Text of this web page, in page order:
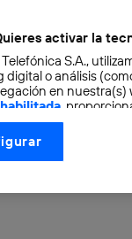
your
activar la
S.A.,
digital o análisis
en nuestra(s)
,
consentimiento en
Utiq está
dirección IP y otra